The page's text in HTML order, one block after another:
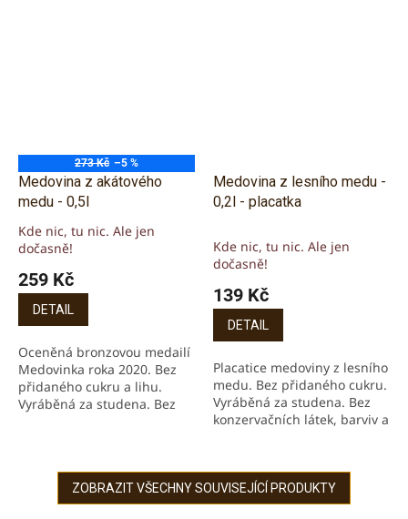
273 Kč –5 %
Medovina z akátového
medu - 0,5l
Průměrné
hodnocení
produktu
je
5,0
z
5
hvězdiček.
Kde nic, tu nic. Ale jen
dočasně!
259 Kč
DETAIL
Oceněná bronzovou medailí
Medovinka roka 2020. Bez
přidaného cukru a lihu.
Vyráběná za studena. Bez
Medovina z lesního medu -
0,2l - placatka
Kde nic, tu nic. Ale jen
dočasně!
139 Kč
DETAIL
Placatice medoviny z lesního
medu. Bez přidaného cukru.
Vyráběná za studena. Bez
konzervačních látek, barviv a
ZOBRAZIT VŠECHNY SOUVISEJÍCÍ PRODUKTY